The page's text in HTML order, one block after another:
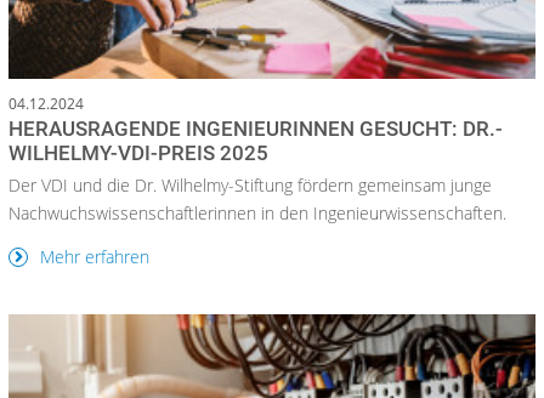
04.12.2024
HERAUSRAGENDE INGENIEURINNEN GESUCHT: DR.-
WILHELMY-VDI-PREIS 2025
Der VDI und die Dr. Wilhelmy-Stiftung fördern gemeinsam junge
Nachwuchswissenschaftlerinnen in den Ingenieurwissenschaften.
Mehr erfahren